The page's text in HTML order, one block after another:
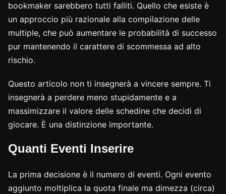
bookmaker sarebbero tutti falliti. Quello che esiste è
un approccio più razionale alla compilazione delle
multiple, che può aumentare le probabilità di successo
pur mantenendo il carattere di scommessa ad alto
rischio.
Questo articolo non ti insegnerà a vincere sempre. Ti
insegnerà a perdere meno stupidamente e a
massimizzare il valore delle schedine che decidi di
giocare. È una distinzione importante.
Quanti Eventi Inserire
La prima decisione è il numero di eventi. Ogni evento
aggiunto moltiplica la quota finale ma dimezza (circa)